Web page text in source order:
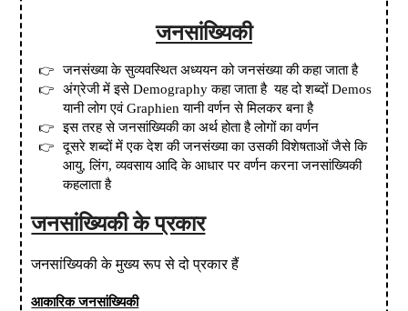
जनसांख्यिकी
जनसंख्या के सुव्यवस्थित अध्ययन को जनसंख्या की कहा जाता है
अंग्रेजी में इसेDemographyकहा जाता है यह दो शब्दोंDemos
यानी लोग एवंGraphienयानी वर्णन से मिलकर बना है
इस तरह से जनसांख्यिकी का अर्थ होता है लोगों का वर्णन
दूसरे शब्दों में एक देश की जनसंख्या का उसकी विशेषताओं जैसे कि
आयु, लिंग, व्यवसाय आदि के आधार पर वर्णन करना जनसांख्यिकी
कहलाता है
जनसांख्यिकी के प्रकार
जनसांख्यिकी के मुख्य रूप से दो प्रकार हैं
आकारिक जनसांख्यिकी